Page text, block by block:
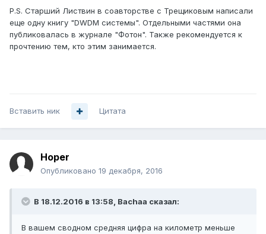
P.S. Старший Листвин в соавторстве с Трещиковым написали
еще одну книгу "DWDM системы". Отдельными частями она
публиковалась в журнале "Фотон". Также рекомендуется к
прочтению тем, кто этим занимается.
Вставить ник Цитата
Hoper
Опубликовано 19 декабря, 2016
В 18.12.2016 в 13:58, Bachaa сказал:
В вашем сводном средняя цифра на километр меньше